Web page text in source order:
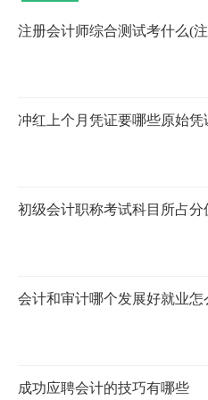
注册会计师综合测试考什么(
冲红上个月凭证要哪些原始
初级会计职称考试科目所占
会计和审计哪个发展好就业
成功应聘会计的技巧有哪些